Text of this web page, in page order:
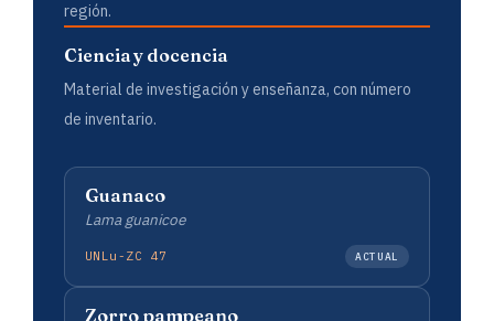
región.
Ciencia y docencia
Material de investigación y enseñanza, con número
de inventario.
Guanaco
Lama guanicoe
UNLu-ZC 47 ACTUAL
Zorro pampeano